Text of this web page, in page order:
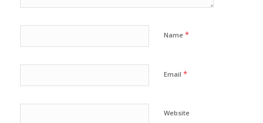
Name *
Email *
Website